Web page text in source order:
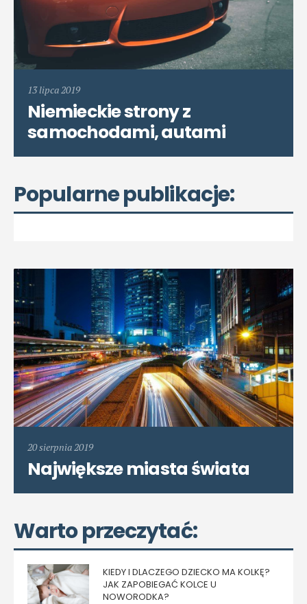
13 lipca 2019
Niemieckie strony z
samochodami, autami
Popularne publikacje:
20 sierpnia 2019
Największe miasta świata
Warto przeczytać:
KIEDY I DLACZEGO DZIECKO MA KOLKĘ?
JAK ZAPOBIEGAĆ KOLCE U
NOWORODKA?